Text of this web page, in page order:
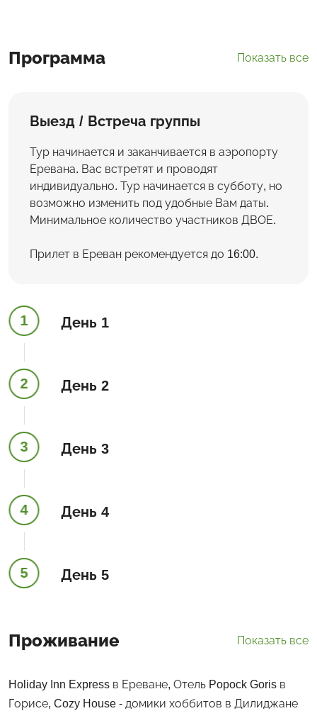
Программа Показать все
Выезд / Встреча группы
Тур начинается и заканчивается в аэропорту
Еревана. Вас встретят и проводят
индивидуально. Тур начинается в субботу, но
возможно изменить под удобные Вам даты.
Минимальное количество участников ДВОЕ.
Прилет в Ереван рекомендуется до 16:00.
1 День 1
2 День 2
3 День 3
4 День 4
5 День 5
Проживание Показать все
Holiday Inn Express в Ереване, Отель Popock Goris в
Горисе, Cozy House - домики хоббитов в Дилиджане